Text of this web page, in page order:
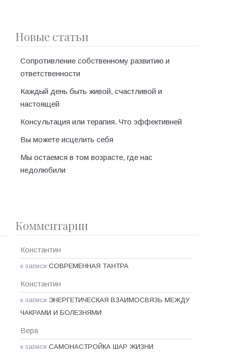
Новые статьи
Сопротивление собственному развитию и
ответственности
Каждый день быть живой, счастливой и
настоящей
Консультация или терапия. Что эффективней
Вы можете исцелить себя
Мы остаемся в том возрасте, где нас
недолюбили
Комментарии
Константин
к записи СОВРЕМЕННАЯ ТАНТРА
Константин
к записи ЭНЕРГЕТИЧЕСКАЯ ВЗАИМОСВЯЗЬ МЕЖДУ
ЧАКРАМИ И БОЛЕЗНЯМИ
Вера
к записи САМОНАСТРОЙКА ШАР ЖИЗНИ